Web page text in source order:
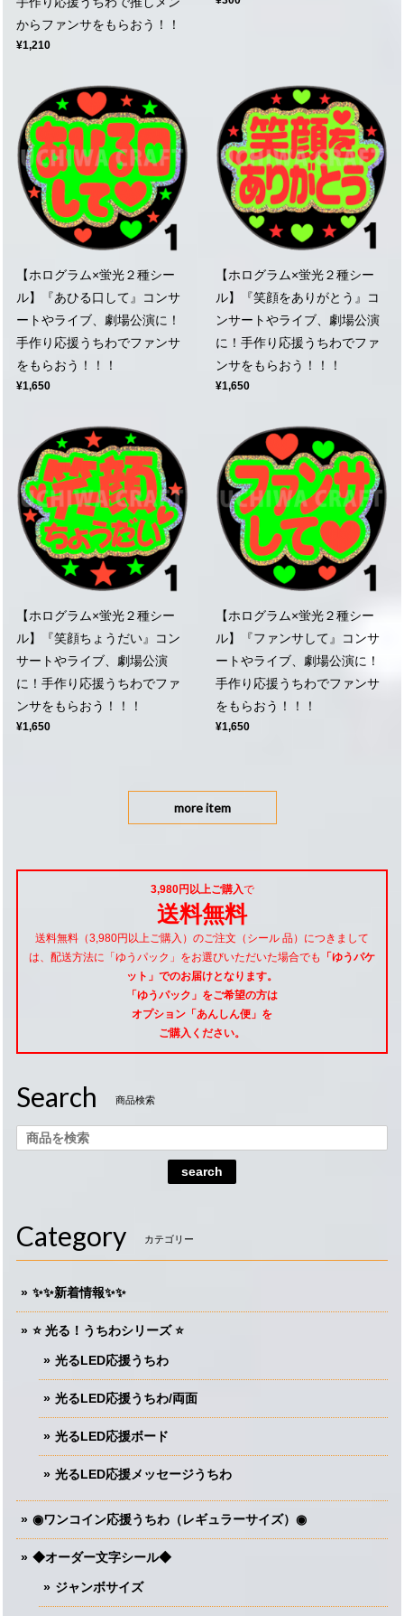
からファンサをもらおう！！
¥1,210
【ホログラム×蛍光２種シー
ル】『あひる口して』コンサ
ートやライブ、劇場公演に！
手作り応援うちわでファンサ
をもらおう！！！
¥1,650
【ホログラム×蛍光２種シー
ル】『笑顔をありがとう』コ
ンサートやライブ、劇場公演
に！手作り応援うちわでファ
ンサをもらおう！！！
¥1,650
【ホログラム×蛍光２種シー
ル】『笑顔ちょうだい』コン
サートやライブ、劇場公演
に！手作り応援うちわでファ
ンサをもらおう！！！
¥1,650
【ホログラム×蛍光２種シー
ル】『ファンサして』コンサ
ートやライブ、劇場公演に！
手作り応援うちわでファンサ
をもらおう！！！
¥1,650
more item
3,980円以上ご購入で
送料無料
送料無料（3,980円以上ご購入）のご注文（シール 品）につきまして
は、配送方法に「ゆうパック」をお選びいただいた場合でも
「ゆうパケ
ット」でのお届けとなります。
「ゆうパック」をご希望の方は
オプション「あんしん便」 を
ご購入ください。
Search 商品検索
search
Category カテゴリー
✨✨新着情報✨✨
⭐️ 光る！うちわシリーズ ⭐️
光るLED応援うちわ
光るLED応援うちわ/両面
光るLED応援ボード
光るLED応援メッセージうちわ
◉ワンコイン応援うちわ（レギュラーサイズ）◉
◆オーダー文字シール◆
ジャンボサイズ